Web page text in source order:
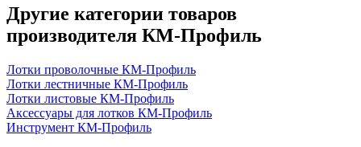
Другие категории товаров
производителя КМ-Профиль
Лотки проволочные КМ-Профиль
Лотки лестничные КМ-Профиль
Лотки листовые КМ-Профиль
Аксессуары для лотков КМ-Профиль
Инструмент КМ-Профиль